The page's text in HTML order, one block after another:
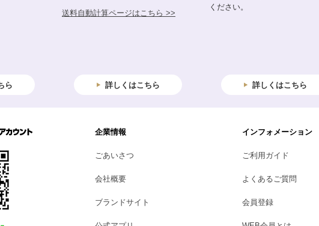
ら
送料自動計算ページはこちら >>
詳しくはこちら
ください。
詳しくはこちら
企業情報
ごあいさつ
会社概要
ブランドサイト
インフォメーション
ご利用ガイド
よくあるご質問
会員登録